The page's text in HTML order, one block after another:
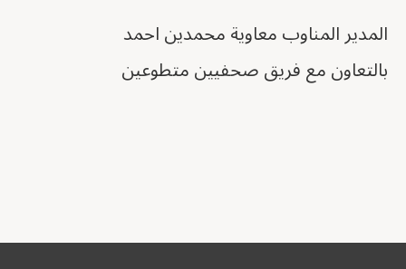
المدير المناوب معاوية محمدين احمد
بالتعاون مع فريق صحفيين متطوعين